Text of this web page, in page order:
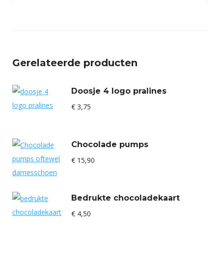
Gerelateerde producten
Doosje 4 logo pralines
€ 3,75
Chocolade pumps
€ 15,90
Bedrukte chocoladekaart
€ 4,50